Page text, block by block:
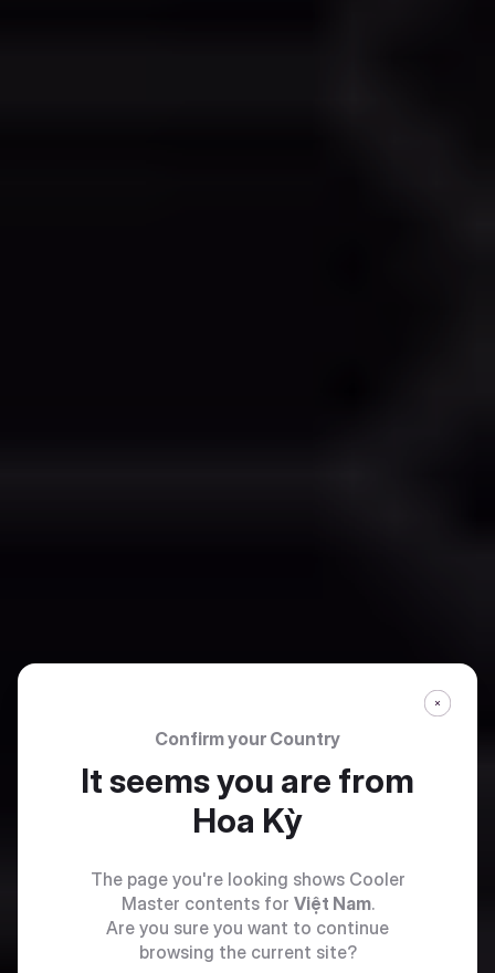
Confirm your Country
It seems you are from
Hoa Kỳ
The page you're looking shows Cooler
Master contents for Việt Nam.
Are you sure you want to continue
browsing the current site?